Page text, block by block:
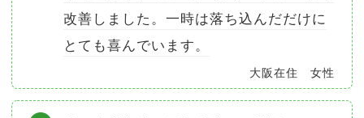
改善しました。一時は落ち込んだだけに
とても喜んでいます。
大阪在住 女性